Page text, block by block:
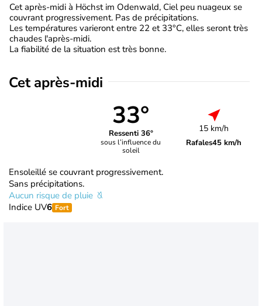
Cet après-midi à Höchst im Odenwald, Ciel peu nuageux se
couvrant progressivement. Pas de précipitations.
Les températures varieront entre 22 et 33°C, elles seront très
chaudes l'après-midi.
La fiabilité de la situation est très bonne.
Cet après-midi
33°
Ressenti 36°
sous l’influence du
soleil
15 km/h
Rafales45 km/h
Ensoleillé se couvrant progressivement.
Sans précipitations.
Aucun risque de pluie
Indice UV6 Fort